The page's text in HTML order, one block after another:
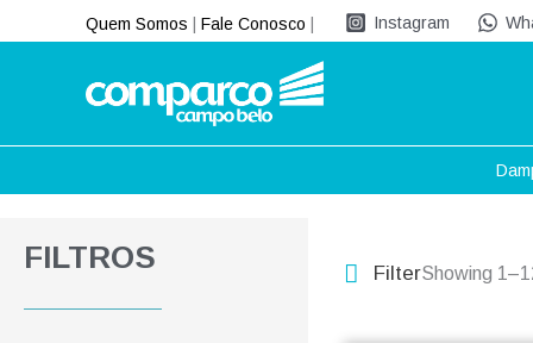
para
Quem Somos Fale Conosco Instagram
FILTROS FilterShowing